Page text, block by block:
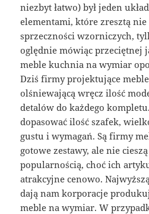
niezbyt łatwo) był jeden
elementami, które zresztą nie
sprzeczności wzorniczych,
oględnie mówiąc przeciętnej
meble kuchnia na wymiar
Dziś firmy projektujące
olśniewającą wręcz ilość
detalów do każdego
dopasować ilość szafek,
gustu i wymagań. Są firmy
gotowe zestawy, ale nie
popularnością, choć ich
atrakcyjne cenowo.
dają nam korporacje
meble na wymiar. W